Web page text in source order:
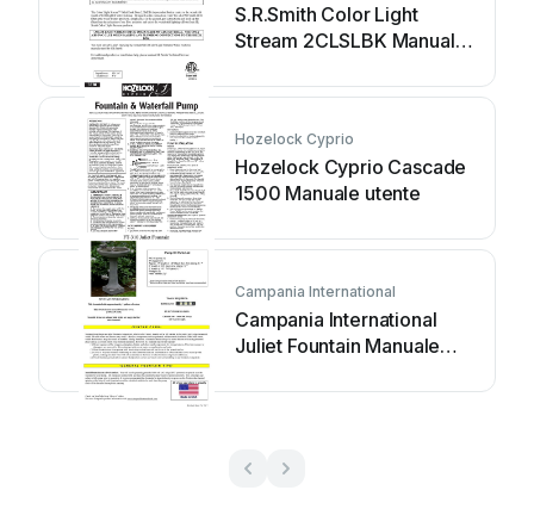
S.R.Smith Color Light
Stream 2CLSLBK Manuale
Hozelock Cyprio
Hozelock Cyprio Cascade
1500 Manuale utente
Campania International
Campania International
Juliet Fountain Manuale